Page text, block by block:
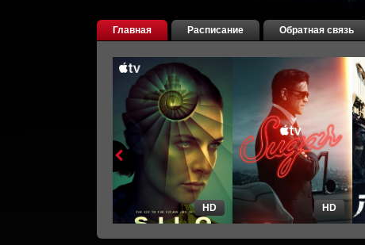
Главная Расписание Обратная связь
HD HD